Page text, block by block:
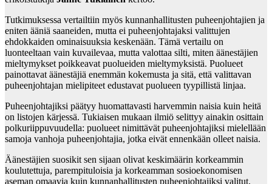
Tutkimuksessa vertailtiin myös kunnanhallitusten puheenjohtajien ja
eniten ääniä saaneiden, mutta ei puheenjohtajaksi valittujen
ehdokkaiden ominaisuuksia keskenään. Tämä vertailu on
luonteeltaan vain kuvailevaa, mutta valottaa silti, miten äänestäjien
mieltymykset poikkeavat puolueiden mieltymyksistä. Puolueet
painottavat äänestäjiä enemmän kokemusta ja sitä, että valittavan
puheenjohtajan mielipiteet edustavat puolueen tyypillistä linjaa.
Puheenjohtajiksi päätyy huomattavasti harvemmin naisia kuin heitä
on listojen kärjessä. Tukiaisen mukaan ilmiö selittyy ainakin osittain
polkuriippuvuudella: puolueet nimittävät puheenjohtajiksi mielellään
samoja vanhoja puheenjohtajia, jotka eivät ennenkään olleet naisia.
Äänestäjien suosikit sen sijaan olivat keskimäärin korkeammin
koulutettuja, parempituloisia ja korkeamman sosioekonomisen
aseman omaavia kuin kunnanhallitusten puheenjohtajiksi valitut.